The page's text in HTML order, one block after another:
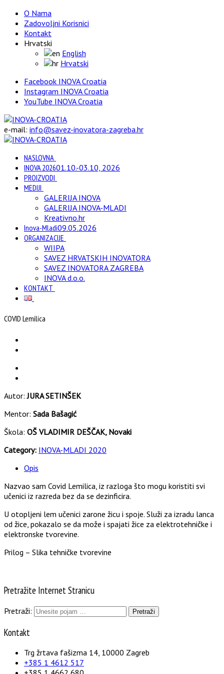
O Nama
Zadovoljni Korisnici
Kontakt
Hrvatski
English
Hrvatski
Facebook INOVA Croatia
Instagram INOVA Croatia
YouTube INOVA Croatia
e-mail: info@savez-inovatora-zagreba.hr
NASLOVNA
INOVA 202601.10.-03.10, 2026
PROIZVODI
MEDIJI
GALERIJA INOVA
GALERIJA INOVA-MLADI
Kreativno.hr
Inova-Mladi09.05.2026
ORGANIZACIJE
WIIPA
SAVEZ HRVATSKIH INOVATORA
SAVEZ INOVATORA ZAGREBA
INOVA d.o.o.
KONTAKT
COVID Lemilica
Autor:JURA SETINŠEK
Mentor: Sada Bašagić
Škola: OŠ VLADIMIR DEŠČAK, Novaki
Category: INOVA-MLADI 2020
Opis
Nazvao sam Covid Lemilica, iz razloga što mogu koristiti svi
učenici iz razreda bez da se dezinficira.
U otopljeni lem učenici zarone žicu i spoje. Služi za izradu lanca
od žice, pokazalo se da može i spajati žice za elektrotehničke i
elektronske tvorevine.
Prilog – Slika tehničke tvorevine
Pretražite Internet Stranicu
Pretraži:
Kontakt
Trg žrtava fašizma 14, 10000 Zagreb
+385 1 4612 517